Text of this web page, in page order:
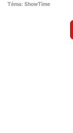
Téma: ShowTime